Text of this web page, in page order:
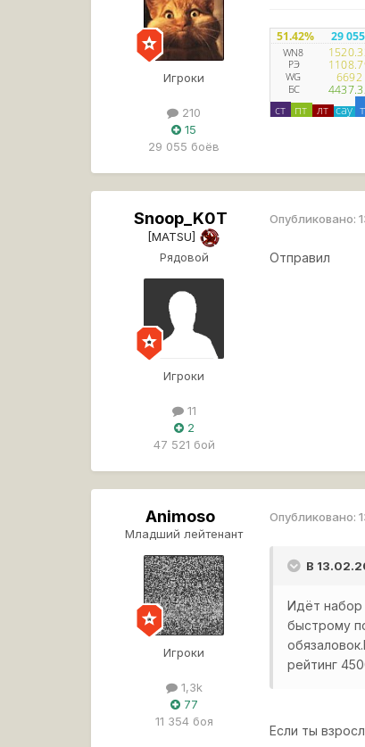
Игроки
210
15
29 055 боёв
Snoop_K0T
[MATSU]
Рядовой
Игроки
11
2
47 521 бой
Опубликовано:
Отправил
Animoso
Младший лейтенант
Игроки
1,3k
77
11 354 боя
Опубликовано:
В
Идёт набор
быстрому
рейтинг
Если ты